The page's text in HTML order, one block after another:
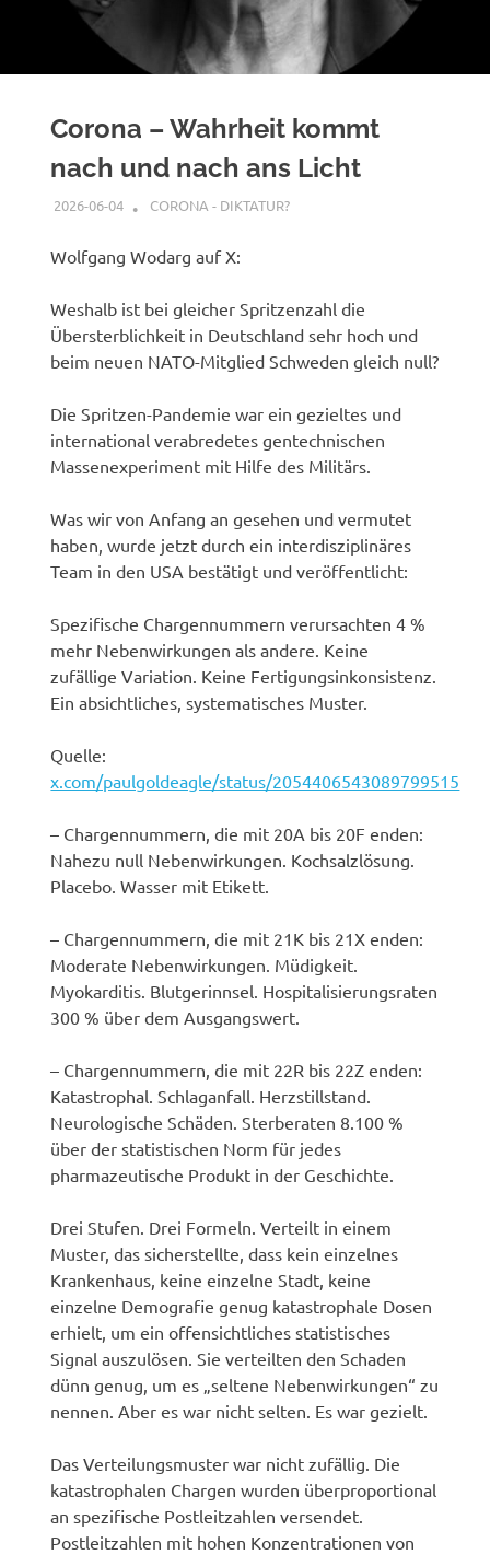
Corona – Wahrheit kommt
nach und nach ans Licht
2026-06-04 XX
CORONA - DIKTATUR?
Wolfgang Wodarg auf X:
Weshalb ist bei gleicher Spritzenzahl die
Übersterblichkeit in Deutschland sehr hoch und
beim neuen NATO-Mitglied Schweden gleich null?
Die Spritzen-Pandemie war ein gezieltes und
international verabredetes gentechnischen
Massenexperiment mit Hilfe des Militärs.
Was wir von Anfang an gesehen und vermutet
haben, wurde jetzt durch ein interdisziplinäres
Team in den USA bestätigt und veröffentlicht:
Spezifische Chargennummern verursachten 4 %
mehr Nebenwirkungen als andere. Keine
zufällige Variation. Keine Fertigungsinkonsistenz.
Ein absichtliches, systematisches Muster.
Quelle:
x.com/paulgoldeagle/status/2054406543089799515
– Chargennummern, die mit 20A bis 20F enden:
Nahezu null Nebenwirkungen. Kochsalzlösung.
Placebo. Wasser mit Etikett.
– Chargennummern, die mit 21K bis 21X enden:
Moderate Nebenwirkungen. Müdigkeit.
Myokarditis. Blutgerinnsel. Hospitalisierungsraten
300 % über dem Ausgangswert.
– Chargennummern, die mit 22R bis 22Z enden:
Katastrophal. Schlaganfall. Herzstillstand.
Neurologische Schäden. Sterberaten 8.100 %
über der statistischen Norm für jedes
pharmazeutische Produkt in der Geschichte.
Drei Stufen. Drei Formeln. Verteilt in einem
Muster, das sicherstellte, dass kein einzelnes
Krankenhaus, keine einzelne Stadt, keine
einzelne Demografie genug katastrophale Dosen
erhielt, um ein offensichtliches statistisches
Signal auszulösen. Sie verteilten den Schaden
dünn genug, um es „seltene Nebenwirkungen“ zu
nennen. Aber es war nicht selten. Es war gezielt.
Das Verteilungsmuster war nicht zufällig. Die
katastrophalen Chargen wurden überproportional
an spezifische Postleitzahlen versendet.
Postleitzahlen mit hohen Konzentrationen von